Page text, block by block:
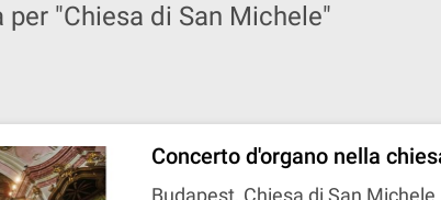
"Chiesa di San Michele"
Concerto d'organo nella
Budapest, Chiesa di San Michele